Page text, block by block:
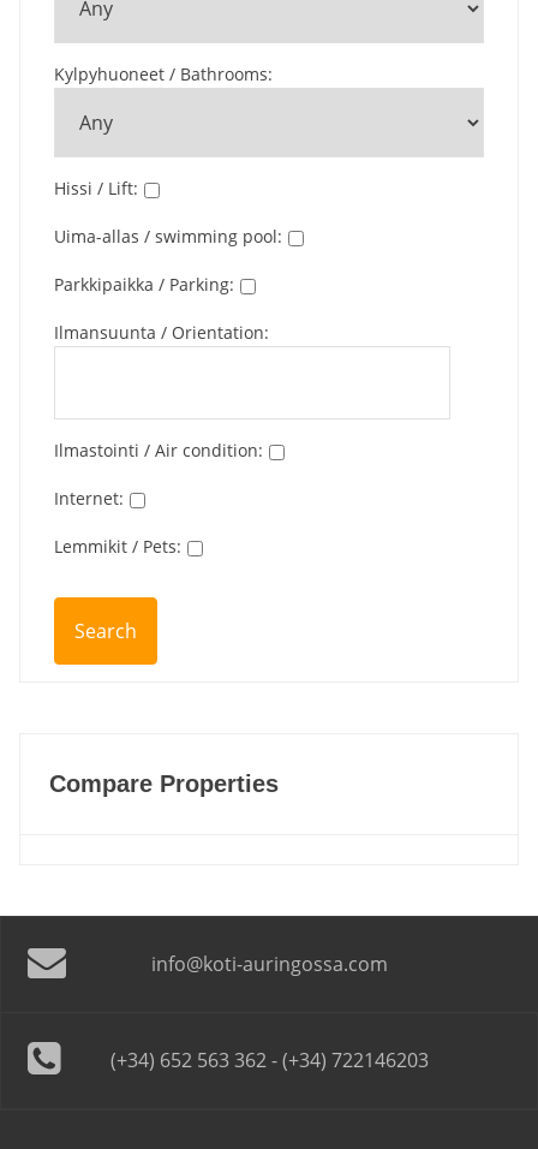
Kylpyhuoneet / Bathrooms:
Hissi / Lift:
Uima-allas / swimming pool:
Parkkipaikka / Parking:
Ilmansuunta / Orientation:
Ilmastointi / Air condition:
Internet:
Lemmikit / Pets:
Compare Properties
info@koti-auringossa.com
(+34) 652 563 362 - (+34) 722146203